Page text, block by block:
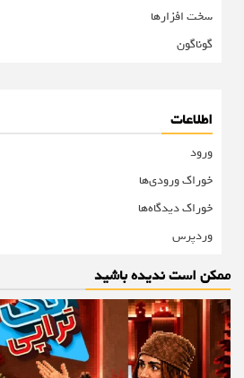
سخت افزارها
گوناگون
اطلاعات
ورود
خوراک ورودی‌ها
خوراک دیدگاه‌ها
وردپرس
ممکن است ندیده باشید